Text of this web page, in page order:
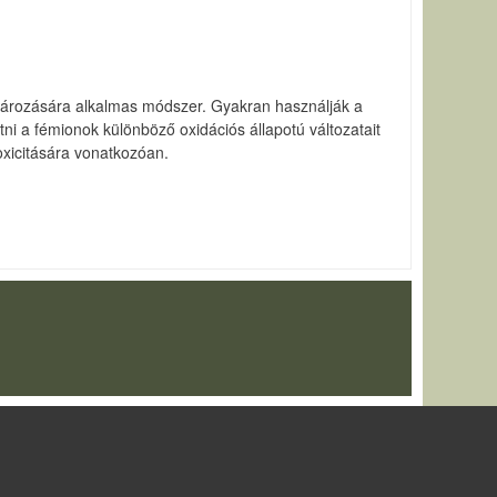
alkalmas módszer. Gyakran használják a
a fémionok különböző oxidációs állapotú változatait
vonatkozóan.